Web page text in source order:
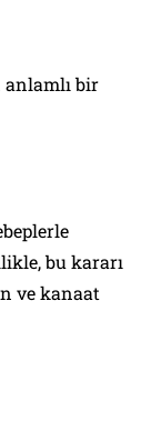
anlamlı bir
bu kararı
ve kanaat